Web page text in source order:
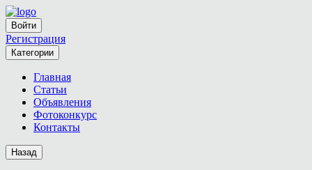
Войти
Регистрация
Категории
Главная
Статьи
Объявления
Фотоконкурс
Контакты
Назад